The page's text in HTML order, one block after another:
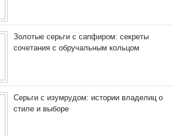
Золотые серьги с сапфиром: секреты
сочетания с обручальным кольцом
Серьги с изумрудом: истории владелиц о
стиле и выборе